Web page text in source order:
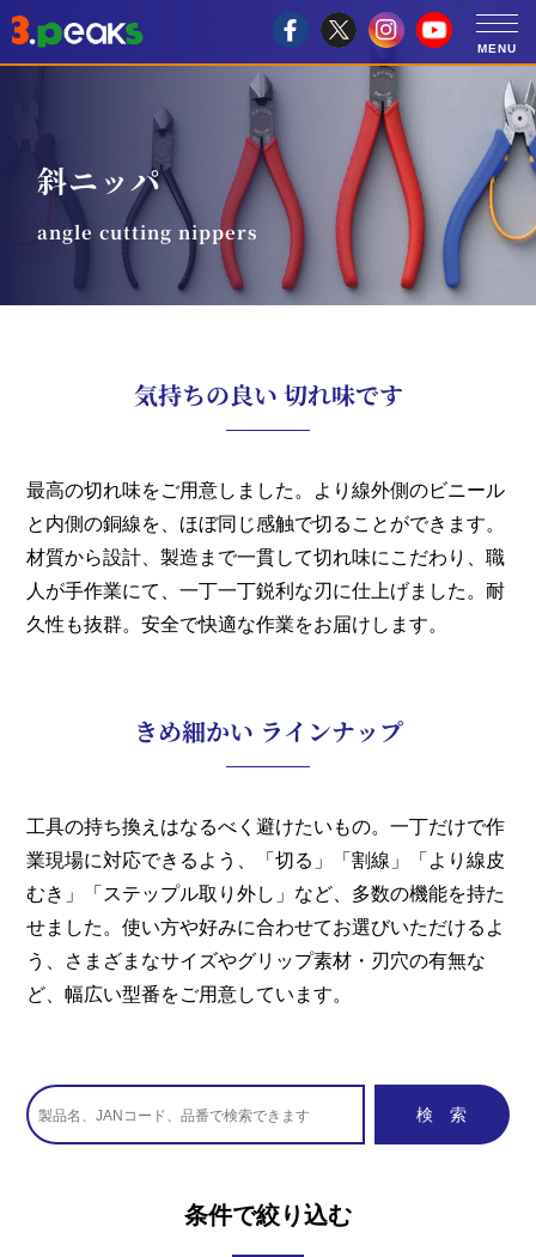
斜ニッパ
angle cutting nippers
気持ちの良い 切れ味です
最高の切れ味をご用意しました。より線外側のビニール
と内側の銅線を、ほぼ同じ感触で切ることができます。
材質から設計、製造まで一貫して切れ味にこだわり、職
人が手作業にて、一丁一丁鋭利な刃に仕上げました。耐
久性も抜群。安全で快適な作業をお届けします。
きめ細かい ラインナップ
工具の持ち換えはなるべく避けたいもの。一丁だけで作
業現場に対応できるよう、「切る」「割線」「より線皮
むき」「ステップル取り外し」など、多数の機能を持た
せました。使い方や好みに合わせてお選びいただけるよ
う、さまざまなサイズやグリップ素材・刃穴の有無な
ど、幅広い型番をご用意しています。
条件で絞り込む